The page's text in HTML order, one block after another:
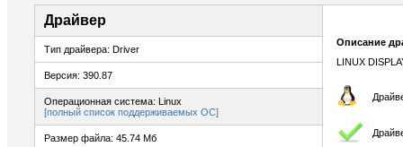
Драйвер
Тип драйвера: Driver
Версия: 390.87
Операционная система: Linux
[полный список поддерживаемых ОС]
Размер файла: 45.74 Мб
Описание
LINUX